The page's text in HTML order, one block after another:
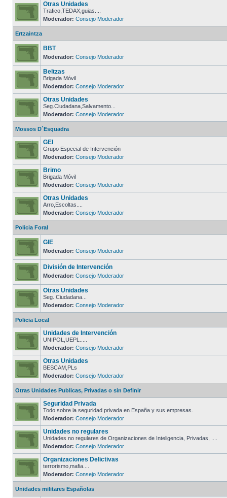
Otras Unidades
Trafico,TEDAX,guias....
Moderador: Consejo Moderador
Ertzaintza
BBT
Moderador: Consejo Moderador
Beltzas
Brigada Móvil
Moderador: Consejo Moderador
Otras Unidades
Seg.Ciudadana,Salvamento...
Moderador: Consejo Moderador
Mossos D´Esquadra
GEI
Grupo Especial de Intervención
Moderador: Consejo Moderador
Brimo
Brigada Móvil
Moderador: Consejo Moderador
Otras Unidades
Arro,Escoltas....
Moderador: Consejo Moderador
Policia Foral
GIE
Moderador: Consejo Moderador
División de Intervención
Moderador: Consejo Moderador
Otras Unidades
Seg. Ciudadana...
Moderador: Consejo Moderador
Policia Local
Unidades de Intervención
UNIPOL,UEPL.....
Moderador: Consejo Moderador
Otras Unidades
BESCAM,PLs
Moderador: Consejo Moderador
Otras Unidades Publicas, Privadas o sin Definir
Seguridad Privada
Todo sobre la seguridad privada en España y sus empresas.
Moderador: Consejo Moderador
Unidades no regulares
Unidades no regulares de Organizaciones de Inteligencia, Privadas, ....
Moderador: Consejo Moderador
Organizaciones Delictivas
terrorismo,mafia....
Moderador: Consejo Moderador
Unidades militares Españolas